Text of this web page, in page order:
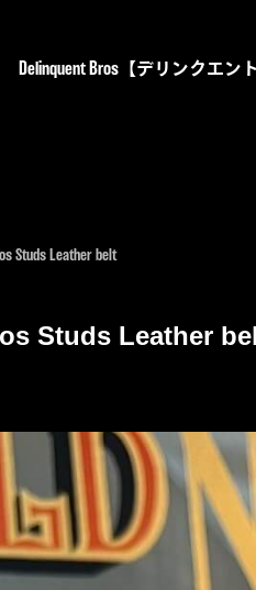
Delinquent Bros【デリンクエン
Studs Leather belt
Studs Leather